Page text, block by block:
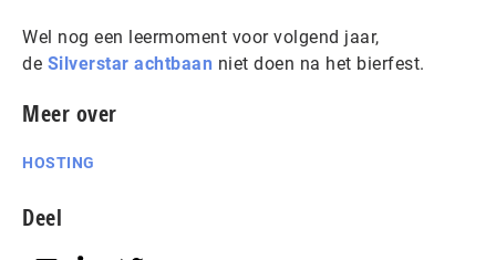
Wel nog een leermoment voor volgend jaar,
de Silverstar achtbaan niet doen na het bierfest.
Meer over
HOSTING
Deel